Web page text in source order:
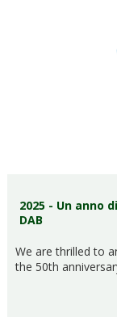
2025 - Un anno
DAB
We are thrilled to
the 50th